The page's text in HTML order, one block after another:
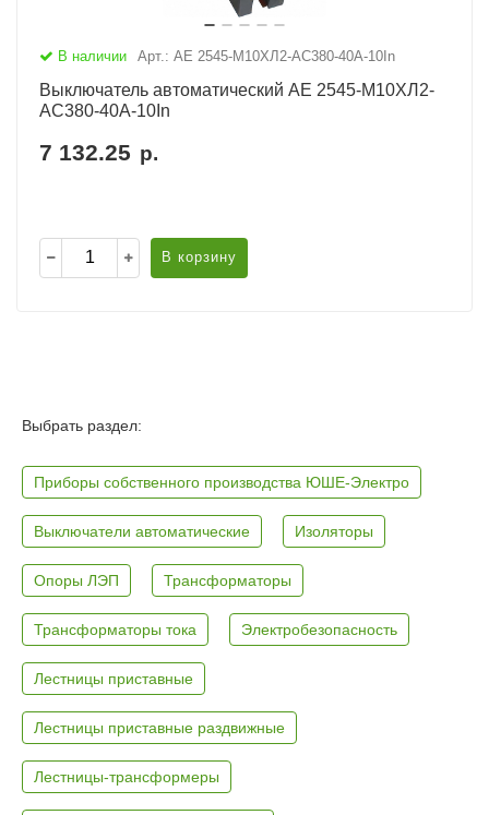
В наличии Арт.: АЕ 2545-М10ХЛ2-AC380-40А-10In
Выключатель автоматический АЕ 2545-М10ХЛ2-
AC380-40А-10In
7 132.25 р.
В корзину
Выбрать раздел:
Приборы собственного производства ЮШЕ-Электро
Выключатели автоматические Изоляторы
Опоры ЛЭП Трансформаторы
Трансформаторы тока Электробезопасность
Лестницы приставные
Лестницы приставные раздвижные
Лестницы-трансформеры